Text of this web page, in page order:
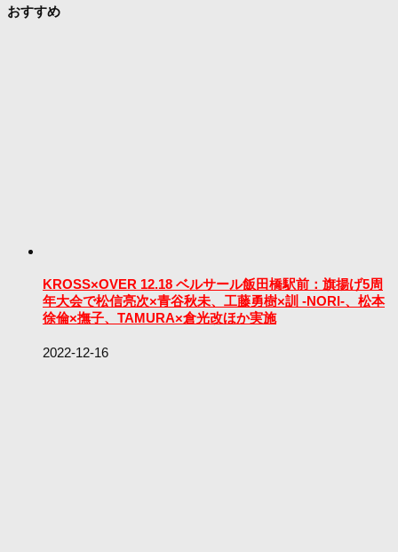
おすすめ
KROSS×OVER 12.18 ベルサール飯田橋駅前：旗揚げ5周
年大会で松信亮次×青谷秋未、工藤勇樹×訓 -NORI-、松本
徐倫×撫子、TAMURA×倉光改ほか実施
2022-12-16